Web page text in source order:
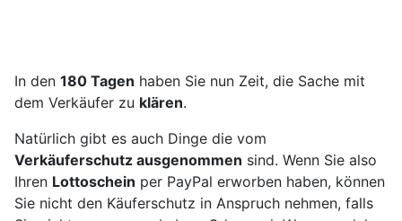
In den 180 Tagen haben Sie nun Zeit, die Sache mit
dem Verkäufer zu klären.
Natürlich gibt es auch Dinge die vom
Verkäuferschutz ausgenommen sind. Wenn Sie also
Ihren Lottoschein per PayPal erworben haben, können
Sie nicht den Käuferschutz in Anspruch nehmen, falls